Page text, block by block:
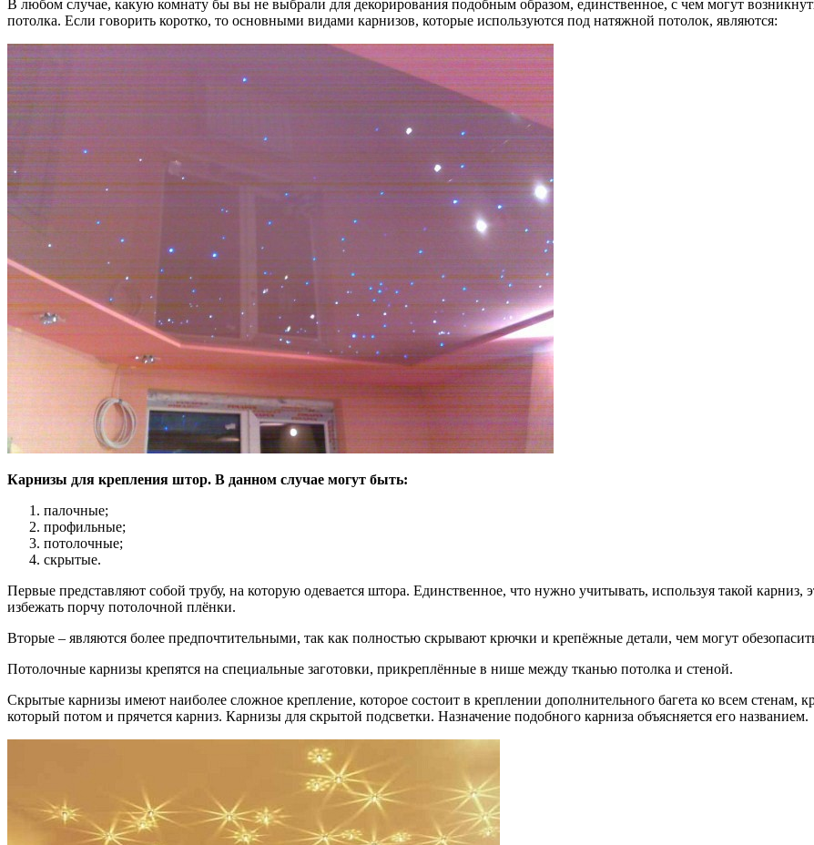
В любом случае, какую комнату бы вы не выбрали для декорирования подобным образом, единственное, с чем могут
потолка. Если говорить коротко, то основными видами карнизов, которые используются под натяжной потолок, являются:
Карнизы для крепления штор. В данном случае могут быть:
палочные;
профильные;
потолочные;
скрытые.
Первые представляют собой трубу, на которую одевается штора. Единственное, что нужно учитывать, используя такой карниз,
избежать порчу потолочной плёнки.
Вторые – являются более предпочтительными, так как полностью скрывают крючки и крепёжные детали, чем могут
Потолочные карнизы крепятся на специальные заготовки, прикреплённые в нише между тканью потолка и стеной.
Скрытые карнизы имеют наиболее сложное крепление, которое состоит в креплении дополнительного багета ко всем стенам,
который потом и прячется карниз. Карнизы для скрытой подсветки. Назначение подобного карниза объясняется его названием.